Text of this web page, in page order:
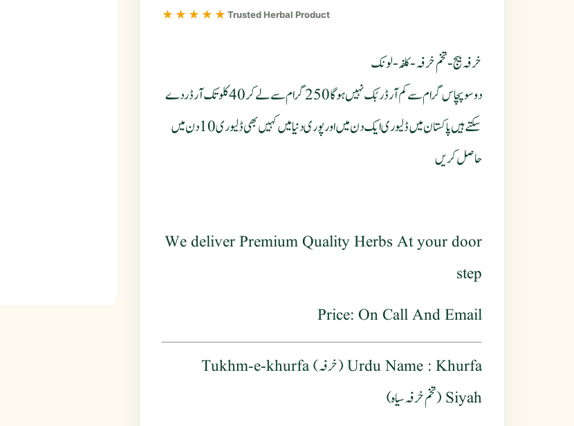
★★★★★ Trusted Herbal Product
خرفہ بیج - تخم خرفہ - کلفہ - لونک
دوسوپچاس گرام سے کم آرڈر بُک نہیں ہو گا 250 گرام سے لے کر 40 کلو تک آرڈر دے
سکتے ہیں پاکستان میں ڈلیوری ایک دن میں اور پوری دنیا میں کہیں بھی ڈلیوری 10 دن میں
حاصل کریں
We deliver Premium Quality Herbs At your door
step
Price: On Call And Email
Urdu Name
: Khurfa (خرفہ) Tukhm-e-khurfa
Siyah (تخم خرفہ سیاہ)